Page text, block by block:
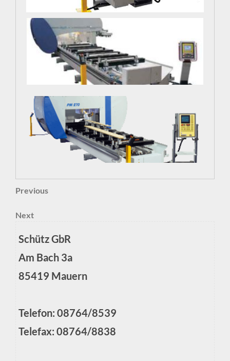
Beitragsnavigation
Previous
Previous
Next
Next
Schütz GbR
Am Bach 3a
85419 Mauern
Telefon: 08764/8539
Telefax: 08764/8838